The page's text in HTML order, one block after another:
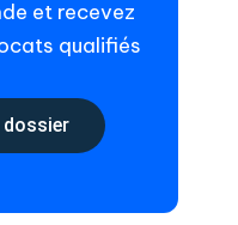
et recevez
qualifiés
dossier